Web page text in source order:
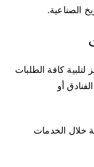
الصناعية.
كافة الطلبات
أو
خلال الخدمات